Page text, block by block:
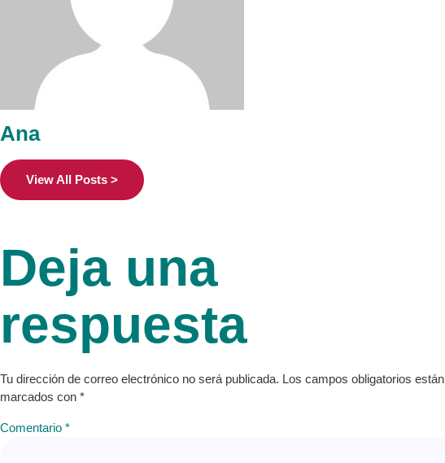
Ana
View All Posts >
Deja una
respuesta
Tu dirección de correo electrónico no será publicada. Los campos obligatorios están
marcados con *
Comentario *